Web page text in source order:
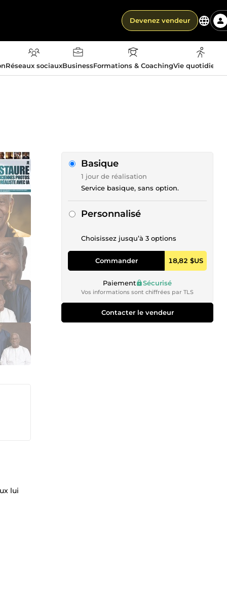
Devenez vendeur
Réseaux sociauxBusinessFormations & CoachingVie
lui
Basique
1 jour de réalisation
Service basique, sans option.
Personnalisé
Choisissez jusqu’à 3 options
Commander 18,82 $US
Paiement Sécurisé
Vos informations sont chiffrées par TLS
Contacter le vendeur